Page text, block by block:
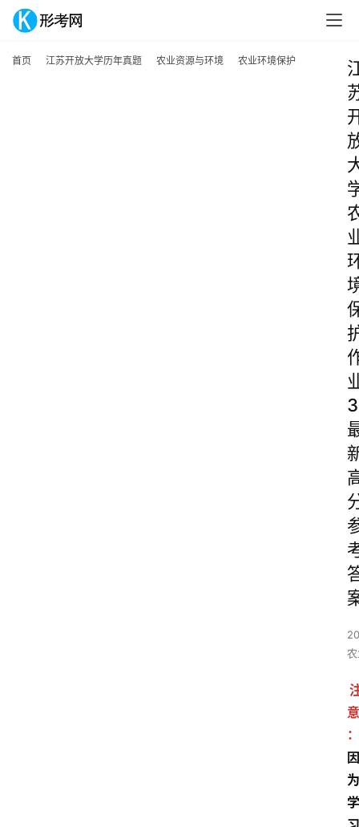
首页 江苏开放大学历年真题 农业资源与环境 农业环境保护
3
意
：
因
为
学